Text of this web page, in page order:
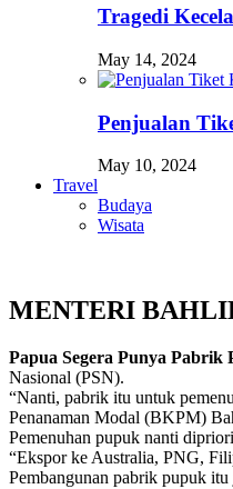
Tragedi
May 14, 2024
Penjualan
May 10, 2024
Travel
Budaya
Wisata
MENTERI
Papua Segera Punya
Nasional (PSN).
“Nanti, pabrik itu untuk
Penanaman Modal (BKPM)
Pemenuhan pupuk nanti
“Ekspor ke Australia, PNG,
Pembangunan pabrik pupuk